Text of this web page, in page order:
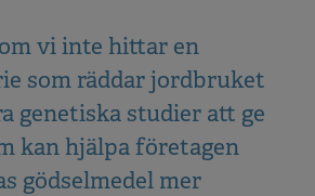
vi inte hittar en
som räddar jordbruket
genetiska studier att ge
kan hjälpa företagen
gödselmedel mer